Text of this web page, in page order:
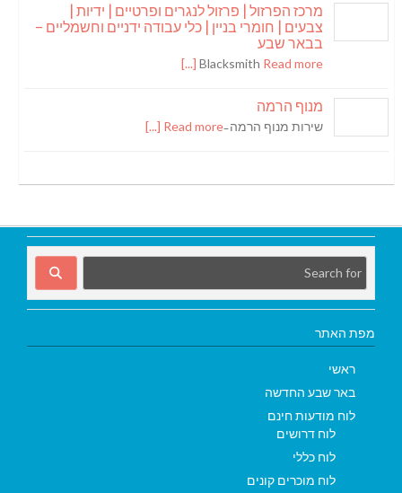
מרכז הפרזול | פרזול לנגרים ופרטיים | ידיות |
צבעים | חומרי בניין | כלי עבודה ידניים וחשמליים –
בבאר שבע
Blacksmith Read more [...]
מנוף הרמה
שירות מנוף הרמה ̵Read more [...]
מפת האתר
ראשי
באר שבע החדשה
לוח מודעות חינם
לוח דרושים
לוח כללי
לוח מוכרים קונים